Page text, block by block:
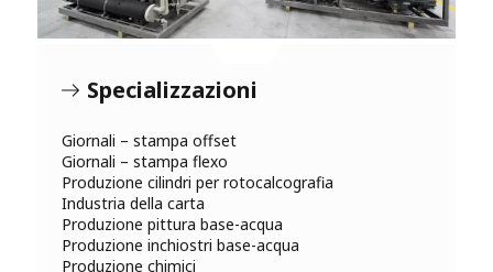
Specializzazioni
Giornali – stampa offset
Giornali – stampa flexo
Produzione cilindri per rotocalcografia
Industria della carta
Produzione pittura base-acqua
Produzione inchiostri base-acqua
Produzione chimici